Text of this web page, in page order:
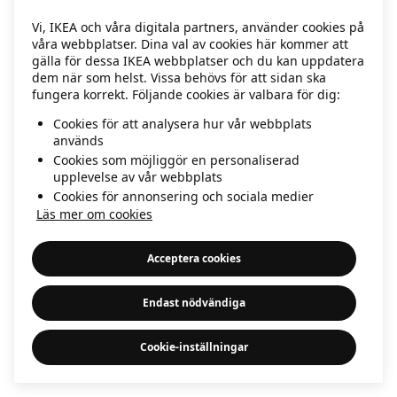
information)
Vi, IKEA och våra digitala partners, använder cookies på
våra webbplatser. Dina val av cookies här kommer att
gälla för dessa IKEA webbplatser och du kan uppdatera
dem när som helst. Vissa behövs för att sidan ska
fungera korrekt. Följande cookies är valbara för dig:
Cookies för att analysera hur vår webbplats
används
Cookies som möjliggör en personaliserad
upplevelse av vår webbplats
Cookies för annonsering och sociala medier
Läs mer om cookies
Acceptera cookies
Endast nödvändiga
Cookie-inställningar